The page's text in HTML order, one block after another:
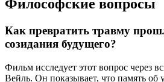
Философские вопросы
Как превратить травму
созидания будущего?
Фильм исследует этот вопрос через
Вейль. Он показывает, что память об